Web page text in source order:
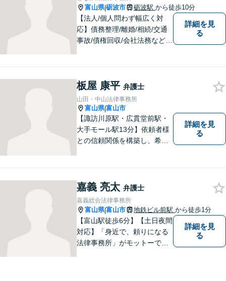
富山県|砺波市 砺波駅 から徒歩10分
【法人/個人問わず幅広く対
応】債務整理/離婚/相続/交通
事故/債権回収/会社法務など幅
ますので、ぜひ一度ご相談く
ださい。【JR「砺波駅」10
分】
詳細を見
る
板屋 康平 弁護士
山田・中山法律事務所
富山県|富山市
【諏訪川原駅・広貫堂前駅・
大手モール駅13分】依頼者様
との信頼関係を構築し、希望
ご相談ください。平日夜間相
談OK！【複数弁護士在籍】
詳細を見
る
嘉義 亮太 弁護士
嘉義総合法律事務所
富山県|富山市 地鉄ビル前駅 から徒歩1分
【富山駅徒歩6分】【土日夜間
対応】「身近で、頼りになる
法律事務所」がモットーで
詳細を見
る